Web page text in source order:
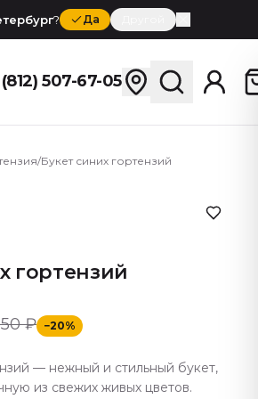
? Да
507-67-05
/Букет синих гортензий
гортензий
₽ −20%
— нежный и стильный букет,
из свежих живых цветов.